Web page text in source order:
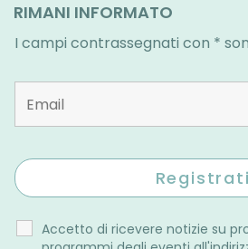
RIMANI INFORMATO
I campi contrassegnati con *
Accetto di ricevere notizie su